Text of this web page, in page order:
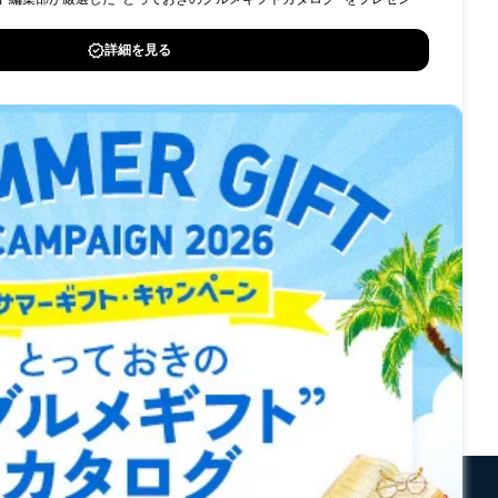
用情報
い合わせ
サイトマップ